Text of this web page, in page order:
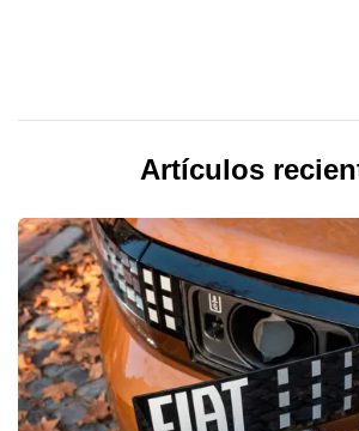
Artículos